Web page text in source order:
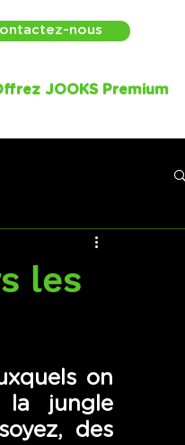
nous
JOOKS Premium
les
on
la jungle
des